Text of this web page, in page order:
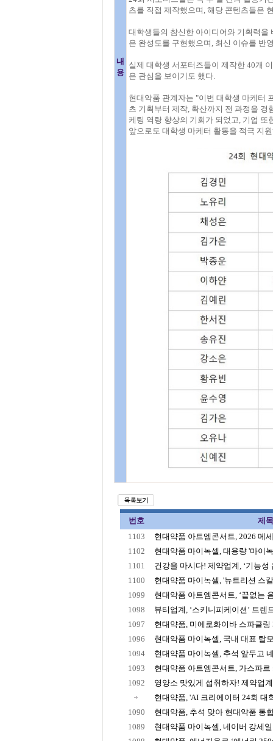
내
용
츠를 직접 제작했으며, 해당 콘텐츠들은
대학생들의 참신한 아이디어와 기획력
은 완성도를 구현했으며, 최신 이슈를 반
실제 대학생 서포터즈들이 제작한 40개
은 관심을 보이기도 했다.
현대약품 관계자는 "이번 대학생 마케터
츠 기획부터 제작, 확산까지 전 과정을
케팅 역량 향상의 기회가 되었고, 기업
앞으로도 대학생 마케터 활동을 적극 지
번호
제목
1103
현대약품 아트엠콘서트, 2026 메
1102
현대약품 마이녹셀, 대용량 '마이
1101
건강을 마시다! 제약업계, ‘기능성
1100
현대약품 마이녹셀, '뉴트리션 스
1099
현대약품 아트엠콘서트, ‘끝없는
1098
뷰티업계, ‘스키니피케이션’ 트렌
1097
현대약품, 미에로화이바 스파클링
1096
현대약품 마이녹셀, 국내 대표 탈
1094
현대약품 마이녹셀, 추석 앞두고
1093
현대약품 아트엠콘서트, 가스파르
1092
영양소 맛있게 섭취하자! 제약업
현대약품, 'AI 크리에이터 24회 대
1090
현대약품, 추석 맞아 현대약품 통
1089
현대약품 마이녹셀, 네이버 강세